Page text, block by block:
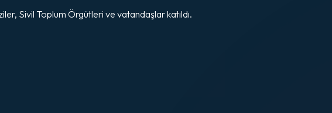
Sivil Toplum Örgütleri ve vatandaşlar katıldı.